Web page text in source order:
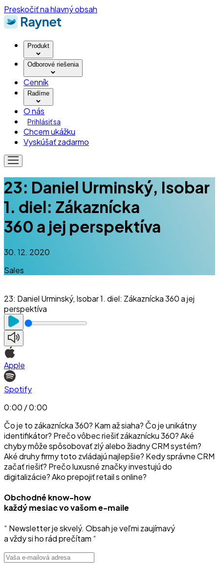
Preskočiť na hlavný obsah
Produkt
Odborové riešenia
Cenník
Radíme
O nás
Prihlásiť sa
Chcem ukážku
Vyskúšať zadarmo
23: Daniel Urminský, Isobar
1. diel: Zákaznícka
360 a jej perspektíva
30. 12. 2020
Sales
23: Daniel Urminský, Isobar 1. diel: Zákaznícka 360 a jej
perspektíva
Apple
Spotify
0:00 / 0:00
Čo je to zákaznícka 360? Kam až siaha? Čo je unikátny
identifikátor? Prečo vôbec riešiť zákaznícku 360? Aké
chyby môže spôsobovať zlý alebo žiadny CRM systém?
Aké druhy firmy toto zvládajú najlepšie? Kedy správne CRM
začať riešiť? Prečo luxusné značky investujú do
digitalizácie? Ako prepojiť retail s online?
Obchodné know-how
každý mesiac vo vašom e-maile
“ Newsletter je skvelý. Obsah je veľmi zaujímavý
a vždy si ho rád prečítam “